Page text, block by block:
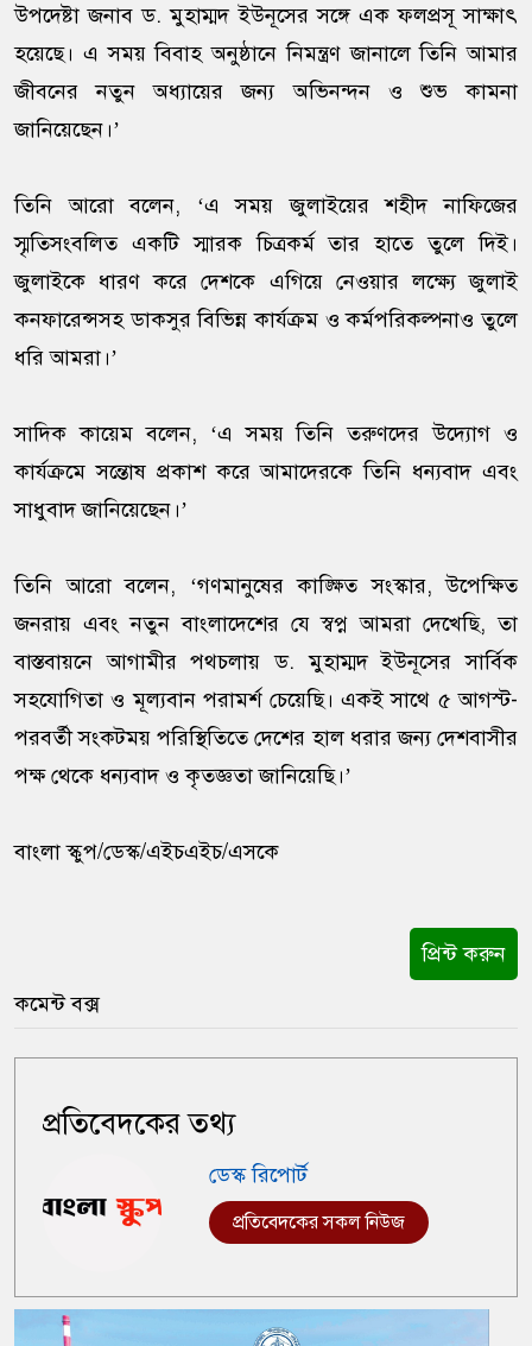
উপদেষ্টা জনাব ড. মুহাম্মদ ইউনূসের সঙ্গে এক ফলপ্রসূ সাক্ষাৎ
হয়েছে। এ সময় বিবাহ অনুষ্ঠানে নিমন্ত্রণ জানালে তিনি আমার
জীবনের নতুন অধ্যায়ের জন্য অভিনন্দন ও শুভ কামনা
জানিয়েছেন।’
তিনি আরো বলেন, ‘এ সময় জুলাইয়ের শহীদ নাফিজের
স্মৃতিসংবলিত একটি স্মারক চিত্রকর্ম তার হাতে তুলে দিই।
জুলাইকে ধারণ করে দেশকে এগিয়ে নেওয়ার লক্ষ্যে জুলাই
কনফারেন্সসহ ডাকসুর বিভিন্ন কার্যক্রম ও কর্মপরিকল্পনাও তুলে
ধরি আমরা।’
সাদিক কায়েম বলেন, ‘এ সময় তিনি তরুণদের উদ্যোগ ও
কার্যক্রমে সন্তোষ প্রকাশ করে আমাদেরকে তিনি ধন্যবাদ এবং
সাধুবাদ জানিয়েছেন।’
তিনি আরো বলেন, ‘গণমানুষের কাঙ্ক্ষিত সংস্কার, উপেক্ষিত
জনরায় এবং নতুন বাংলাদেশের যে স্বপ্ন আমরা দেখেছি, তা
বাস্তবায়নে আগামীর পথচলায় ড. মুহাম্মদ ইউনূসের সার্বিক
সহযোগিতা ও মূল্যবান পরামর্শ চেয়েছি। একই সাথে ৫ আগস্ট-
পরবর্তী সংকটময় পরিস্থিতিতে দেশের হাল ধরার জন্য দেশবাসীর
পক্ষ থেকে ধন্যবাদ ও কৃতজ্ঞতা জানিয়েছি।’
বাংলা স্কুপ/ডেস্ক/এইচএইচ/এসকে
প্রিন্ট করুন
কমেন্ট বক্স
প্রতিবেদকের তথ্য
ডেস্ক রিপোর্ট
প্রতিবেদকের সকল নিউজ